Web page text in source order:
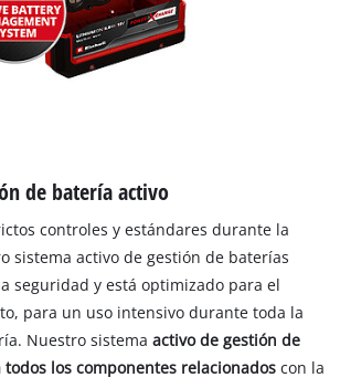
de batería activo
controles y estándares durante la
sistema activo de gestión de baterías
seguridad y está optimizado para el
para un uso intensivo durante toda la
Nuestro sistemaactivo de gestión de
los componentes relacionados con la